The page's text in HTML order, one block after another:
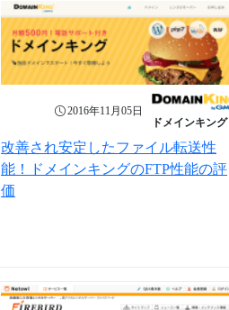
2016年11月05日
ドメインキング
改善され安定したファイル転送性
能！ドメインキングのFTP性能の評
価